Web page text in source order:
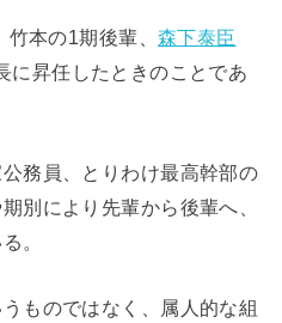
本の1期後輩、 森下泰臣
に昇任したときのことであ
務員、とりわけ最高幹部の
別により先輩から後輩へ、
。
ものではなく、属人的な組